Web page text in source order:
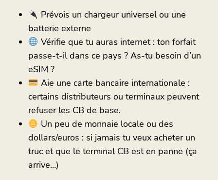
Prévois un chargeur universel ou une
batterie externe
Vérifie que tu auras internet : ton forfait
passe-t-il dans ce pays ? As-tu besoin d’un
eSIM ?
Aie une carte bancaire internationale :
certains distributeurs ou terminaux peuvent
refuser les CB de base.
Un peu de monnaie locale ou des
dollars/euros : si jamais tu veux acheter un
truc et que le terminal CB est en panne (ça
arrive…)